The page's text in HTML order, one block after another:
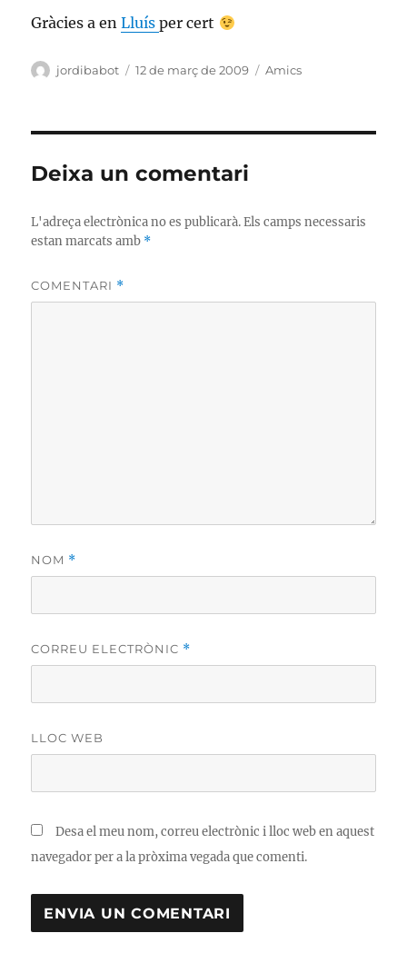
Gràcies a enLluísper cert
Autor
jordibabot
Publicat
12 de març de 2009 Categories
Amics
Deixa un comentari
L'adreça electrònica no es publicarà. Els camps necessaris
estan marcats amb *
COMENTARI *
NOM *
CORREU ELECTRÒNIC *
LLOC WEB
Desa el meu nom, correu electrònic i lloc web en aquest
navegador per a la pròxima vegada que comenti.